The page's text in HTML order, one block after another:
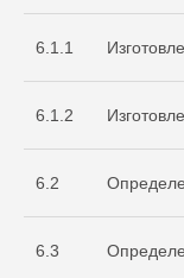
6.1.1
6.1.2
6.2
6.3
Nº ИЛ-РОС-001691.
Nº POCC RU.32368.04HCO0